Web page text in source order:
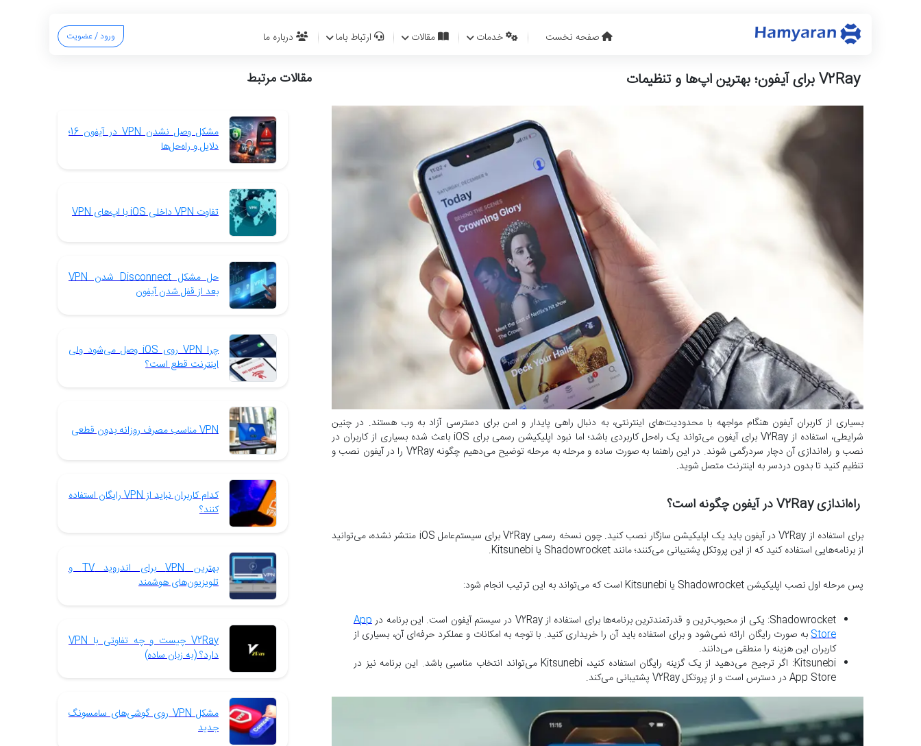
صفحه نخست خدمات مقالات ارتباط باما درباره ما ورود / عضویت
V2Ray برای آیفون؛ بهترین اپ‌ها و تنظیمات
بسیاری از کاربران آیفون هنگام مواجهه با محدودیت‌های اینترنتی، به دنبال راهی پایدار و امن برای دسترسی آزاد به وب هستند. در چنین
شرایطی، استفاده از V2Ray برای آیفون می‌تواند یک راه‌حل کاربردی باشد؛ اما نبود اپلیکیشن رسمی برای iOS باعث شده بسیاری از کاربران در
نصب و راه‌اندازی آن دچار سردرگمی شوند. در این راهنما به ‌صورت ساده و مرحله ‌به ‌مرحله توضیح می‌دهیم چگونه V2Ray را در آیفون نصب و
تنظیم کنید تا بدون دردسر به اینترنت متصل شوید.
راه‌اندازی V2Ray در آیفون چگونه است؟
برای استفاده از V2Ray در آیفون باید یک اپلیکیشن سازگار نصب کنید. چون نسخه رسمی V2Ray برای سیستم‌عامل iOS منتشر نشده، می‌توانید
از برنامه‌هایی استفاده کنید که از این پروتکل پشتیبانی می‌کنند؛ مانند Shadowrocket یا Kitsunebi.
پس مرحله اول نصب اپلیکیشن Shadowrocket یا Kitsunebi است که می‌تواند به این ترتیب انجام شود:
Shadowrocket: یکی از محبوب‌ترین و قدرتمندترین برنامه‌ها برای استفاده از V2Ray در سیستم آیفون است. این برنامه در
App
Storeبه ‌صورت رایگان ارائه نمی‌شود و برای استفاده باید آن را خریداری کنید. با توجه به امکانات و عملکرد حرفه‌ای آن، بسیاری از
کاربران این هزینه را منطقی می‌دانند.
Kitsunebi: اگر ترجیح می‌دهید از یک گزینه رایگان استفاده کنید، Kitsunebi می‌تواند انتخاب مناسبی باشد. این برنامه نیز در
App Store در دسترس است و از پروتکل V2Ray پشتیبانی می‌کند.
مقالات مرتبط
مشکل وصل نشدن VPN در آیفون 16؛
دلایل و راه‌حل‌ها
تفاوت VPN داخلی iOS با اپ‌های VPN
حل مشکل Disconnect شدن VPN
بعد از قفل شدن آیفون
چرا VPN روی iOS وصل می‌شود ولی
اینترنت قطع است؟
VPN مناسب مصرف روزانه بدون قطعی
کدام کاربران نباید از VPN رایگان استفاده
کنند؟
بهترین VPN برای اندروید TV و
تلویزیون‌های هوشمند
V2Ray چیست و چه تفاوتی با VPN
دارد؟ (به زبان ساده)
مشکل VPN روی گوشی‌های سامسونگ
جدید